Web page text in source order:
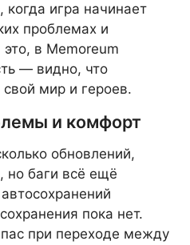
когда игра начинает
проблемах и
в Memoreum
— видно, что
свой мир и героев.
и комфорт
обновлений,
но баги всё ещё
пока нет.
при переходе между